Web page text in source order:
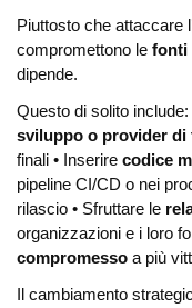
Piuttosto che attaccare
compromettono le fonti
dipende.
Questo di solito include:
sviluppo o provider di
finali • Inserire codice
pipeline CI/CD o nei
rilascio • Sfruttare le
organizzazioni e i loro
compromesso a più
Il cambiamento